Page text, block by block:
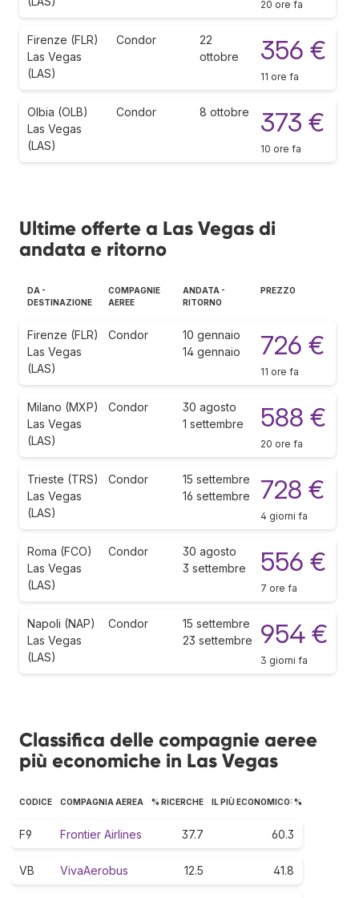
20 ore fa
Firenze (FLR)
Las Vegas
(LAS)
Condor
22
ottobre
356 €
11 ore fa
Olbia (OLB)
Las Vegas
(LAS)
Condor 8 ottobre 373 €
10 ore fa
Ultime offerte a Las Vegas di
andata e ritorno
DA -
DESTINAZIONE
COMPAGNIE
AEREE
ANDATA -
RITORNO
PREZZO
Firenze (FLR)
Las Vegas
(LAS)
Condor
10 gennaio
14 gennaio
726 €
11 ore fa
Milano (MXP)
Las Vegas
(LAS)
Condor
30 agosto
1 settembre
588 €
20 ore fa
Trieste (TRS)
Las Vegas
(LAS)
Condor
15 settembre
16 settembre
728 €
4 giorni fa
Roma (FCO)
Las Vegas
(LAS)
Condor
30 agosto
3 settembre
556 €
7 ore fa
Napoli (NAP)
Las Vegas
(LAS)
Condor
15 settembre
23 settembre
954 €
3 giorni fa
Classifica delle compagnie aeree
più economiche in Las Vegas
CODICE COMPAGNIA AEREA % RICERCHE IL PIÙ ECONOMICO: %
F9 Frontier Airlines 37.7 60.3
VB VivaAerobus 12.5 41.8